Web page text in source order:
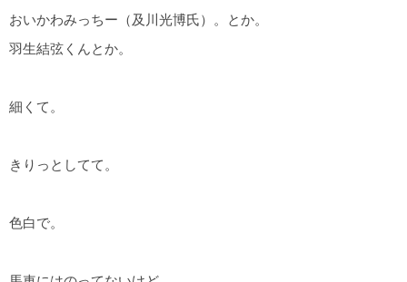
おいかわみっちー（及川光博氏）。とか。
羽生結弦くんとか。
細くて。
きりっとしてて。
色白で。